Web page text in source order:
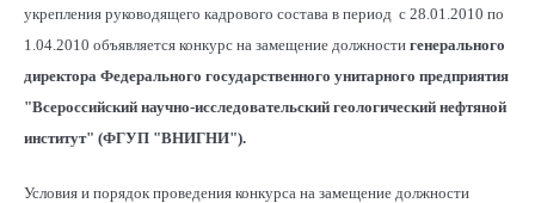
укрепления руководящего кадрового состава в период с 28.01.2010 по
1.04.2010 объявляется конкурс на замещение должности генерального
директора Федерального государственного унитарного предприятия
"Всероссийский научно-исследовательский геологический нефтяной
институт" (ФГУП "ВНИГНИ").
Условия и порядок проведения конкурса на замещение должности